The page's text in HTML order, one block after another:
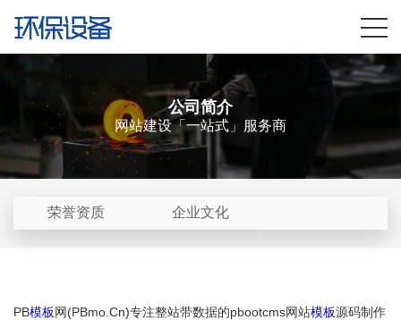
公司简介
网站建设「一站式」服务商
荣誉资质 企业文化
PB模板网(PBmo.Cn)专注整站带数据的pbootcms网站模板源码制作